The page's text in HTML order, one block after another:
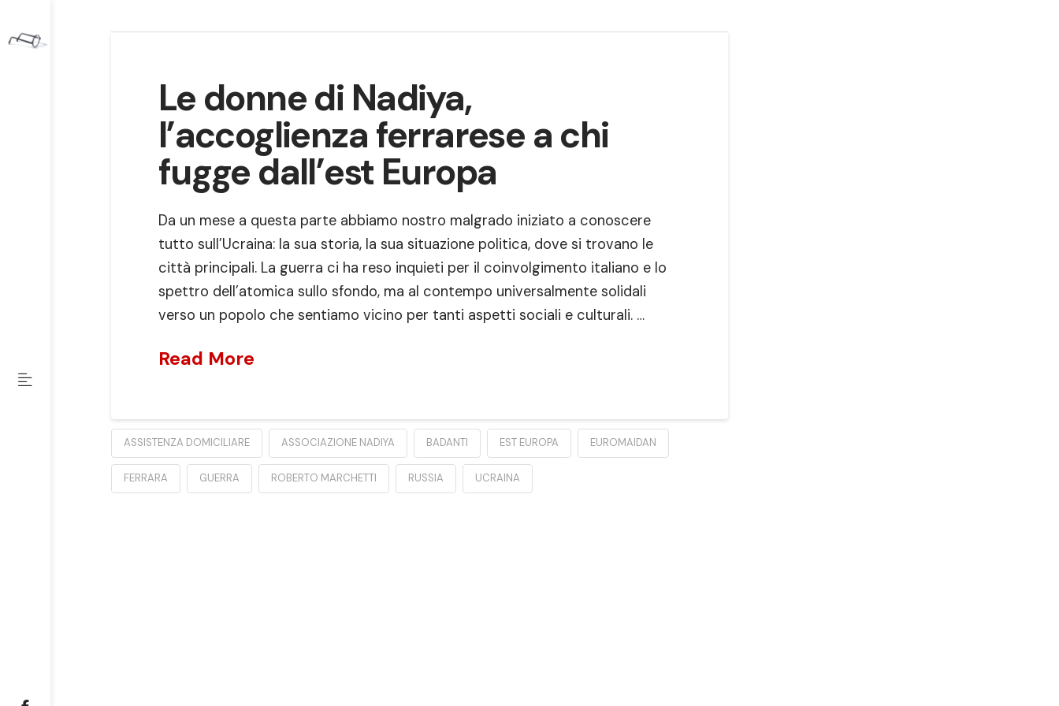
Le donne di Nadiya,
l’accoglienza ferrarese a chi
fugge dall’est Europa
Da un mese a questa parte abbiamo nostro malgrado iniziato a conoscere
tutto sull’Ucraina: la sua storia, la sua situazione politica, dove si trovano le
città principali. La guerra ci ha reso inquieti per il coinvolgimento italiano e lo
spettro dell’atomica sullo sfondo, ma al contempo universalmente solidali
verso un popolo che sentiamo vicino per tanti aspetti sociali e culturali. …
Read More
ASSISTENZA DOMICILIARE ASSOCIAZIONE NADIYA BADANTI EST EUROPA EUROMAIDAN
FERRARA GUERRA ROBERTO MARCHETTI RUSSIA UCRAINA